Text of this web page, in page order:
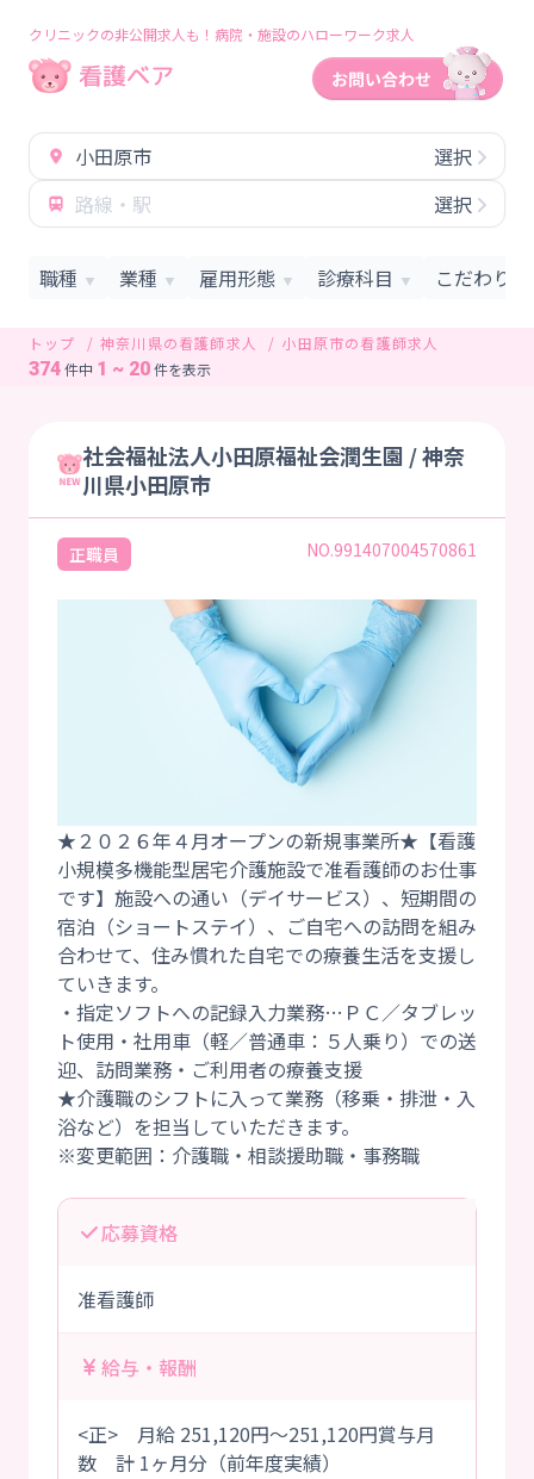
クリニックの非公開求人も！病院・施設のハローワーク求人
小田原市
選択
路線・駅
選択
職種 ▼ 業種 ▼ 雇用形態 ▼ 診療科目 ▼ こだわり
トップ 神奈川県の看護師求人 小田原市の看護師求人
374件中 1 ~ 20件を表示
社会福祉法人小田原福祉会潤生園 / 神奈
川県小田原市
正職員 NO.991407004570861
★２０２６年４月オープンの新規事業所★【看護
小規模多機能型居宅介護施設で准看護師のお仕事
です】施設への通い（デイサービス）、短期間の
宿泊（ショートステイ）、ご自宅への訪問を組み
合わせて、住み慣れた自宅での療養生活を支援し
ていきます。
・指定ソフトへの記録入力業務…ＰＣ／タブレッ
ト使用・社用車（軽／普通車：５人乗り）での送
迎、訪問業務・ご利用者の療養支援
★介護職のシフトに入って業務（移乗・排泄・入
浴など）を担当していただきます。
応募資格
准看護師
給与・報酬
<正> 月給 251,120円～251,120円賞与月
数 計 1ヶ月分（前年度実績）